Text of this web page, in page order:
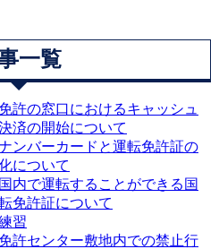
一覧
許の窓口におけるキャッシュ
済の開始について
ンバーカードと運転免許証の
について
内で運転することができる国
免許証について
習
許センター敷地内での禁止行